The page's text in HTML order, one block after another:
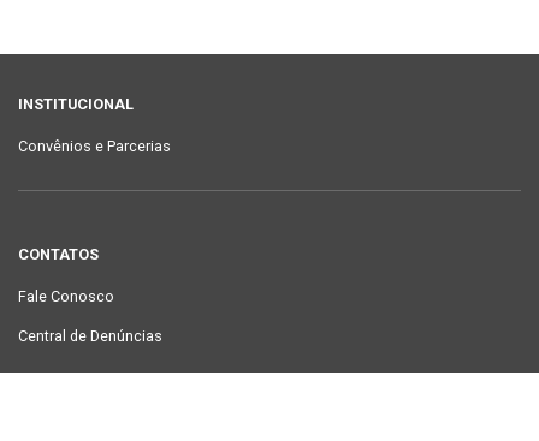
INSTITUCIONAL
Convênios e Parcerias
CONTATOS
Fale Conosco
Central de Denúncias